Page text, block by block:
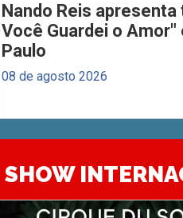
Nando Reis apresenta
Você Guardei o Amor"
Paulo
08 de agosto 2026
SHOW